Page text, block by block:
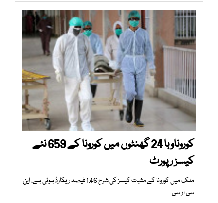
کوروناوبا 24 گھنٹوں میں کورونا کے 659 نئے
کیسز رپورٹ
ملک میں کورونا کے مثبت کیسز کی شرح 1.46 فیصد ریکارڈ ہوئی ہے، این
سی او سی